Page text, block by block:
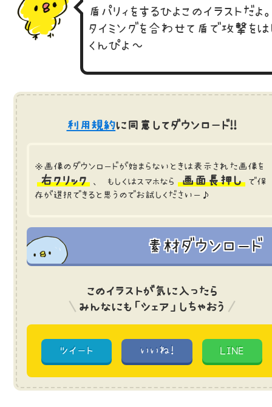
盾パリィをするひよこのイラストだよ
タイミングを合わせて盾で攻撃をは
くんぴよ～
利用規約に同意してダウンロード!!
※画像のダウンロードが始まらないときは表示された画像を
右クリック 、 もしくはスマホなら 画面長押し
で保
存が選択できると思うのでお試しくださいー♪
素材ダウンロード
このイラストが気に入ったら
みんなにも「シェア」しちゃおう
ツイート いいね! LINE